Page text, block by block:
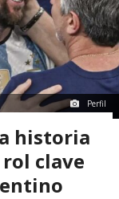
Perfil
historia
clave